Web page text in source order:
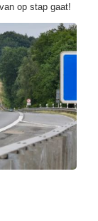
op stap gaat!